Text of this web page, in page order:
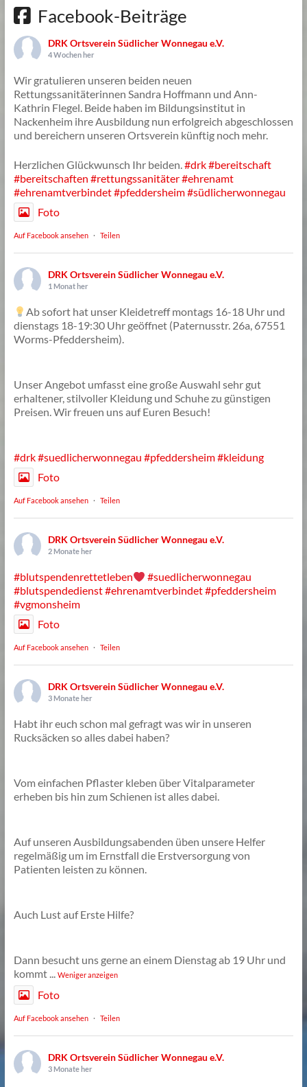
Facebook-Beiträge
DRK Ortsverein Südlicher Wonnegau e.V.
4 Wochen her
Wir gratulieren unseren beiden neuen
Rettungssanitäterinnen Sandra Hoffmann und Ann-
Kathrin Flegel. Beide haben im Bildungsinstitut in
Nackenheim ihre Ausbildung nun erfolgreich abgeschlossen
und bereichern unseren Ortsverein künftig noch mehr.
Herzlichen Glückwunsch Ihr beiden.#drk#bereitschaft
#bereitschaften #rettungssanitäter#ehrenamt
#ehrenamtverbindet#pfeddersheim#südlicherwonnegau
Foto
Auf Facebook ansehen · Teilen
DRK Ortsverein Südlicher Wonnegau e.V.
1 Monat her
Ab sofort hat unser Kleidetreff montags 16-18 Uhr und
dienstags 18-19:30 Uhr geöffnet (Paternusstr. 26a, 67551
Worms-Pfeddersheim).
Unser Angebot umfasst eine große Auswahl sehr gut
erhaltener, stilvoller Kleidung und Schuhe zu günstigen
Preisen. Wir freuen uns auf Euren Besuch!
#drk#suedlicherwonnegau #pfeddersheim#kleidung
Foto
Auf Facebook ansehen · Teilen
DRK Ortsverein Südlicher Wonnegau e.V.
2 Monate her
#blutspendenrettetleben
#suedlicherwonnegau
#blutspendedienst#ehrenamtverbindet#pfeddersheim
#vgmonsheim
Foto
Auf Facebook ansehen · Teilen
DRK Ortsverein Südlicher Wonnegau e.V.
3 Monate her
Habt ihr euch schon mal gefragt was wir in unseren
Rucksäcken so alles dabei haben?
Vom einfachen Pflaster kleben über Vitalparameter
erheben bis hin zum Schienen ist alles dabei.
Auf unseren Ausbildungsabenden üben unsere Helfer
regelmäßig um im Ernstfall die Erstversorgung von
Patienten leisten zu können.
Auch Lust auf Erste Hilfe?
Dann besucht uns gerne an einem Dienstag ab 19 Uhr und
kommt ... Weniger anzeigen
Foto
Auf Facebook ansehen · Teilen
DRK Ortsverein Südlicher Wonnegau e.V.
3 Monate her